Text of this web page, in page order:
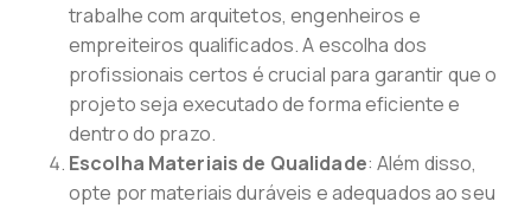
trabalhe com arquitetos, engenheiros e
empreiteiros qualificados. A escolha dos
profissionais certos é crucial para garantir que o
projeto seja executado de forma eficiente e
dentro do prazo.
Escolha Materiais de Qualidade: Além disso,
opte por materiais duráveis e adequados ao seu